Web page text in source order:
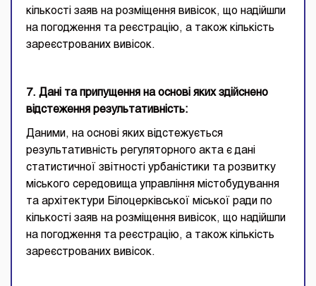
кількості заяв на розміщення вивісок, що надійшли
на погодження та реєстрацію, а також кількість
зареєстрованих вивісок.
7. Дані та припущення на основі яких здійснено
відстеження результативність:
Даними, на основі яких відстежується
результативність регуляторного акта є дані
статистичної звітності урбаністики та розвитку
міського середовища управління містобудування
та архітектури Білоцерківської міської ради по
кількості заяв на розміщення вивісок, що надійшли
на погодження та реєстрацію, а також кількість
зареєстрованих вивісок.